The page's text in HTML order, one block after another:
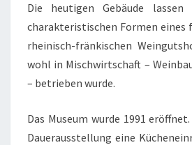
2
L
S
Die heutigen Gebäude
charakteristischen Formen eines
rheinisch-fränkischen
wohl in Mischwirtschaft –
– betrieben wurde.
Das Museum wurde 1991
Dauerausstellung eine